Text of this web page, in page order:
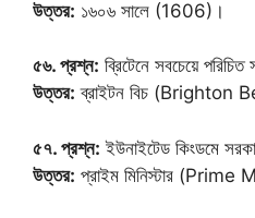
উত্তর: ১৬০৬ সালে (1606)।
৫৬. প্রশ্ন: ব্রিটেনে সবচেয়ে
উত্তর: ব্রাইটন বিচ (Brighton
৫৭. প্রশ্ন: ইউনাইটেড কিংডমে
উত্তর: প্রাইম মিনিস্টার